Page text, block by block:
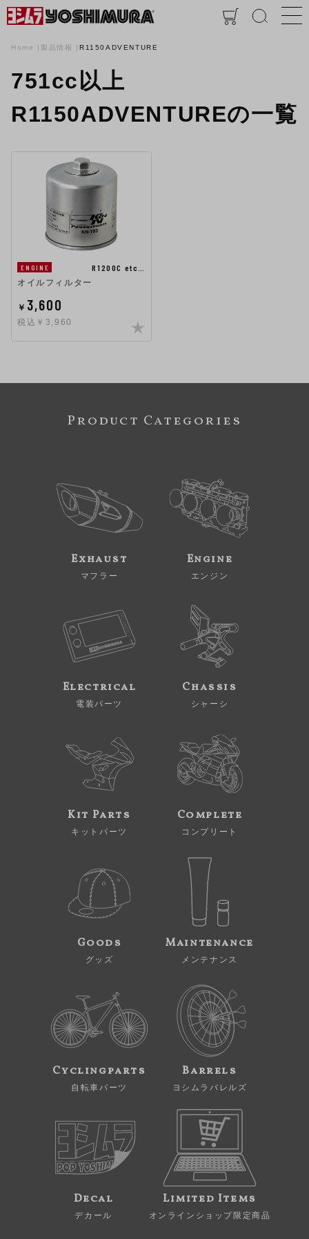
Home 製品情報 R1150ADVENTURE
751cc以上
R1150ADVENTUREの一覧
ENGINE
R1200C etc…
オイルフィルター
￥ 3,600
税込￥3,960
Product Categories
Exhaust
マフラー
Engine
エンジン
Electrical
電装パーツ
Chassis
シャーシ
Kit Parts
キットパーツ
Complete
コンプリート
Goods
グッズ
Maintenance
メンテナンス
Cyclingparts
自転車パーツ
Barrels
ヨシムラバレルズ
Decal
デカール
Limited Items
オンラインショップ限定商品